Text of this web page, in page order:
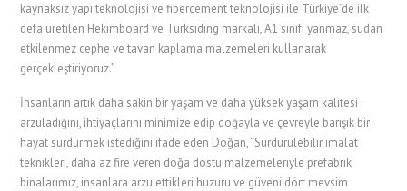
kaynaksız yapı teknolojisi ve fibercement teknolojisi ile Türkiye’de ilk
defa üretilen Hekimboard ve Turksiding markalı, A1 sınıfı yanmaz, sudan
etkilenmez cephe ve tavan kaplama malzemeleri kullanarak
gerçekleştiriyoruz.”
İnsanların artık daha sakin bir yaşam ve daha yüksek yaşam kalitesi
arzuladığını, ihtiyaçlarını minimize edip doğayla ve çevreyle barışık bir
hayat sürdürmek istediğini ifade eden Doğan, “Sürdürülebilir imalat
teknikleri, daha az fire veren doğa dostu malzemeleriyle prefabrik
binalarımız, insanlara arzu ettikleri huzuru ve güveni dört mevsim